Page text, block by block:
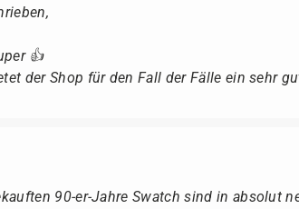
👍
der Shop für den Fall der Fälle ein sehr
90-er-Jahre Swatch sind in absolut